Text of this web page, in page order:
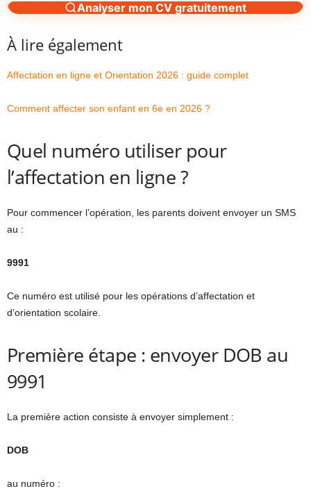
Analyser mon CV gratuitement
À lire également
Affectation en ligne et Orientation 2026 : guide complet
Comment affecter son enfant en 6e en 2026 ?
Quel numéro utiliser pour
l’affectation en ligne ?
Pour commencer l’opération, les parents doivent envoyer un SMS
au :
9991
Ce numéro est utilisé pour les opérations d’affectation et
d’orientation scolaire.
Première étape : envoyer DOB au
9991
La première action consiste à envoyer simplement :
DOB
au numéro :